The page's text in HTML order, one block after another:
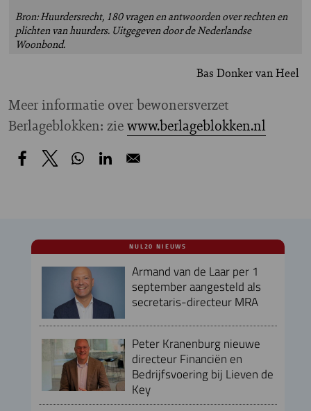
Bron: Huurdersrecht, 180 vragen en antwoorden over rechten en
plichten van huurders. Uitgegeven door de Nederlandse
Woonbond.
Bas Donker van Heel
Meer informatie over bewonersverzet
Berlageblokken: ziewww.berlageblokken.nl
NUL20 NIEUWS
Armand van de Laar per 1
september aangesteld als
secretaris-directeur MRA
Peter Kranenburg nieuwe
directeur Financiën en
Bedrijfsvoering bij Lieven de
Key